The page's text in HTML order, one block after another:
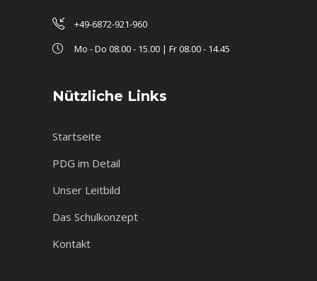
+49-6872-921-960
Mo - Do 08.00 - 15.00 | Fr 08.00 - 14.45
Nützliche Links
Startseite
PDG im Detail
Unser Leitbild
Das Schulkonzept
Kontakt